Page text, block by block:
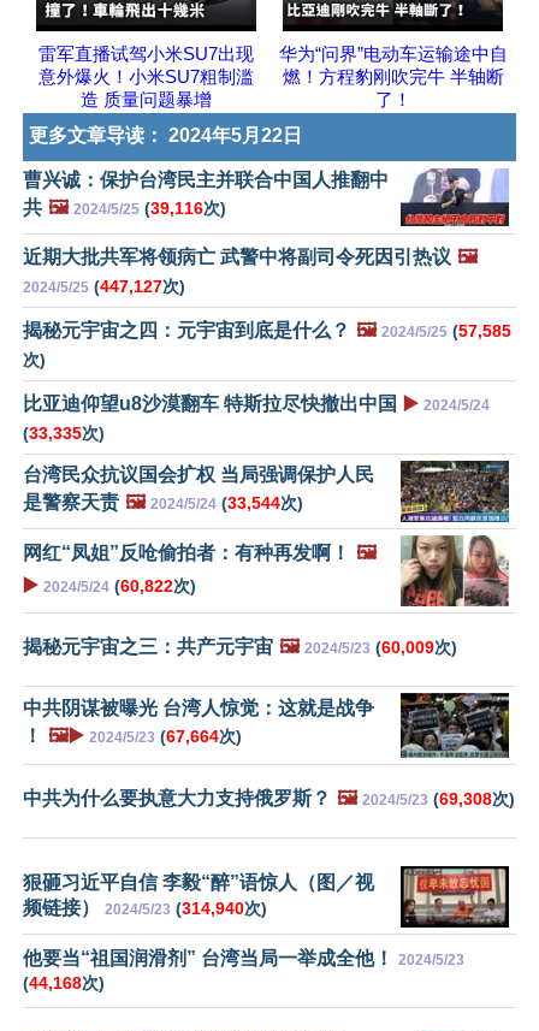
雷军直播试驾小米SU7出现
意外爆火！小米SU7粗制滥
造 质量问题暴增
华为“问界”电动车运输途中自
燃！方程豹刚吹完牛 半轴断
了！
更多文章导读： 2024年5月22日
曹兴诚：保护台湾民主并联合中国人推翻中
共 🖼️ 2024/5/25 (39,116次)
近期大批共军将领病亡 武警中将副司令死因引热议 🖼️
2024/5/25 (447,127次)
揭秘元宇宙之四：元宇宙到底是什么？ 🖼️ 2024/5/25 (57,585
次)
比亚迪仰望u8沙漠翻车 特斯拉尽快撤出中国 ▶️ 2024/5/24
(33,335次)
台湾民众抗议国会扩权 当局强调保护人民
是警察天责 🖼️ 2024/5/24 (33,544次)
网红“凤姐”反呛偷拍者：有种再发啊！
🖼️
▶️ 2024/5/24 (60,822次)
揭秘元宇宙之三：共产元宇宙 🖼️ 2024/5/23 (60,009次)
中共阴谋被曝光 台湾人惊觉：这就是战争
！
🖼️▶️ 2024/5/23 (67,664次)
中共为什么要执意大力支持俄罗斯？ 🖼️ 2024/5/23 (69,308次)
狠砸习近平自信 李毅“醉”语惊人（图／视
频链接）
2024/5/23 (314,940次)
他要当“祖国润滑剂” 台湾当局一举成全他！ 2024/5/23
(44,168次)